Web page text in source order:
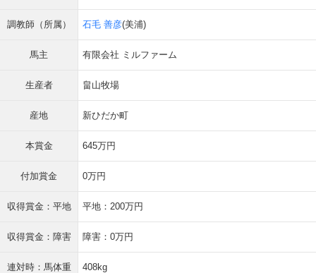
調教師（所属） 石毛 善彦(美浦)
馬主 有限会社 ミルファーム
生産者 畠山牧場
産地 新ひだか町
本賞金 645万円
付加賞金 0万円
収得賞金：平地 平地：200万円
収得賞金：障害 障害：0万円
連対時：馬体重 408kg